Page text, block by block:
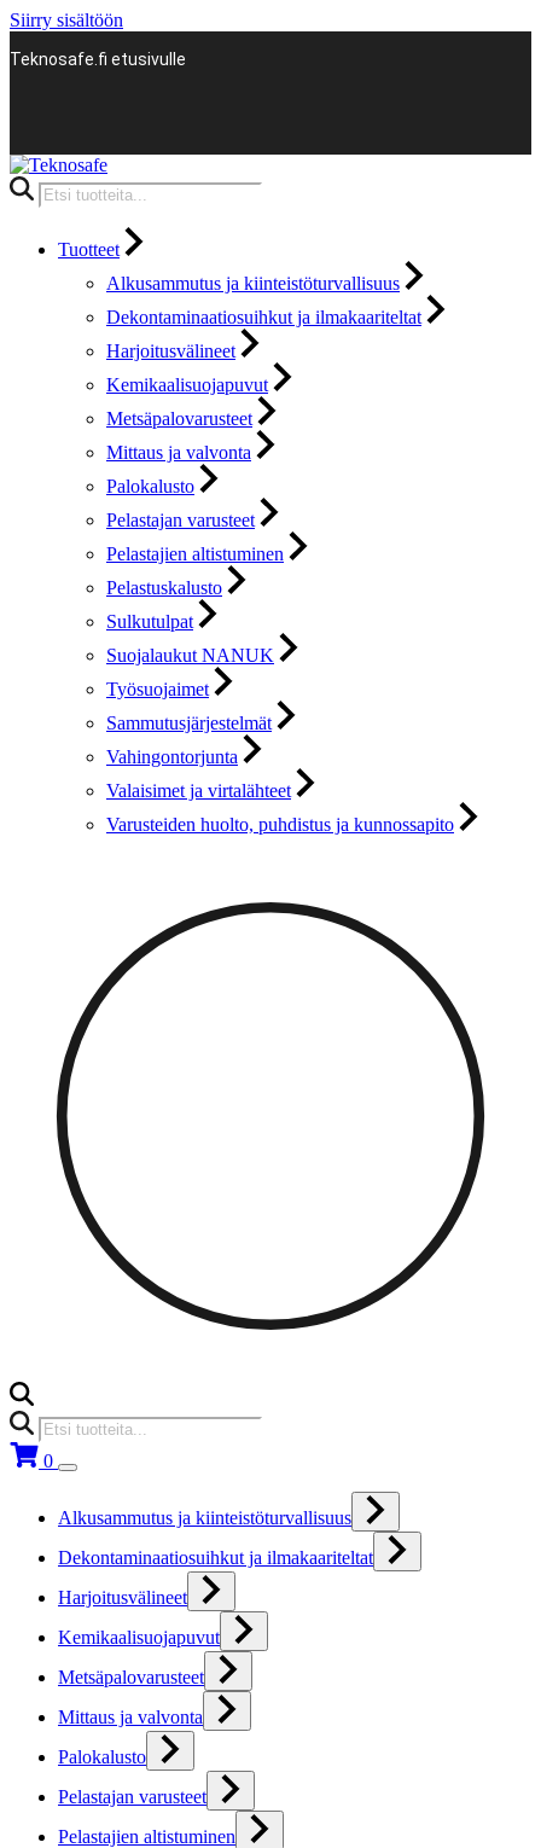
Siirry sisältöön
Teknosafe.fi etusivulle
Products
search
Tuotteet
Alkusammutus ja kiinteistöturvallisuus
Dekontaminaatiosuihkut ja ilmakaariteltat
Harjoitusvälineet
Kemikaalisuojapuvut
Metsäpalovarusteet
Mittaus ja valvonta
Palokalusto
Pelastajan varusteet
Pelastajien altistuminen
Pelastuskalusto
Sulkutulpat
Suojalaukut NANUK
Työsuojaimet
Sammutusjärjestelmät
Vahingontorjunta
Valaisimet ja virtalähteet
Varusteiden huolto, puhdistus ja kunnossapito
Products
search
0
Alkusammutus ja kiinteistöturvallisuus
Dekontaminaatiosuihkut ja ilmakaariteltat
Harjoitusvälineet
Kemikaalisuojapuvut
Metsäpalovarusteet
Mittaus ja valvonta
Palokalusto
Pelastajan varusteet
Pelastajien altistuminen